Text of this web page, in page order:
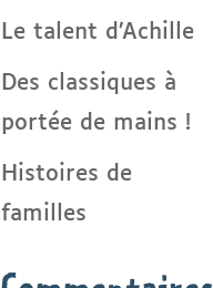
Le talent d’Achille
Des classiques à
portée de mains !
Histoires de
familles